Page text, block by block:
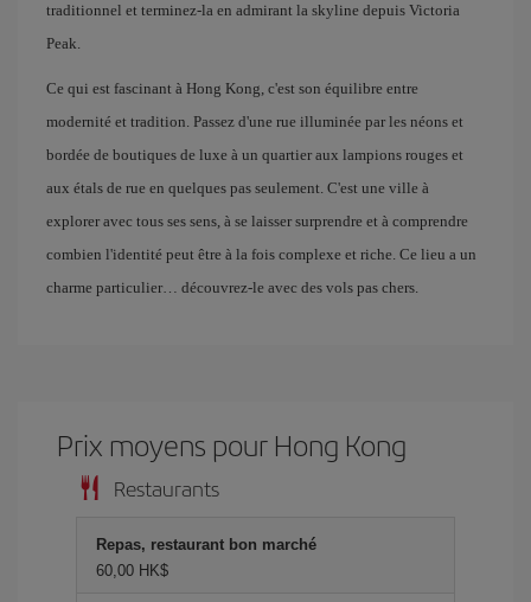
traditionnel et terminez-la en admirant la skyline depuis Victoria
Peak.
Ce qui est fascinant à Hong Kong, c'est son équilibre entre
modernité et tradition. Passez d'une rue illuminée par les néons et
bordée de boutiques de luxe à un quartier aux lampions rouges et
aux étals de rue en quelques pas seulement. C'est une ville à
explorer avec tous ses sens, à se laisser surprendre et à comprendre
combien l'identité peut être à la fois complexe et riche. Ce lieu a un
charme particulier… découvrez-le avec des vols pas chers.
Prix ​​moyens pour Hong Kong
Restaurants
Repas, restaurant bon marché
60,00 HK$